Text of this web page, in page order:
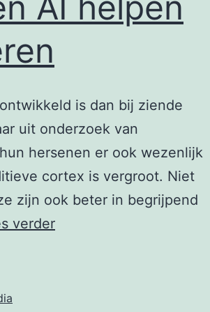
is dan bij ziende
uit onderzoek van
hersenen er ook wezenlijk
cortex is vergroot. Niet
zijn ook beter in begrijpend
verderBlinden